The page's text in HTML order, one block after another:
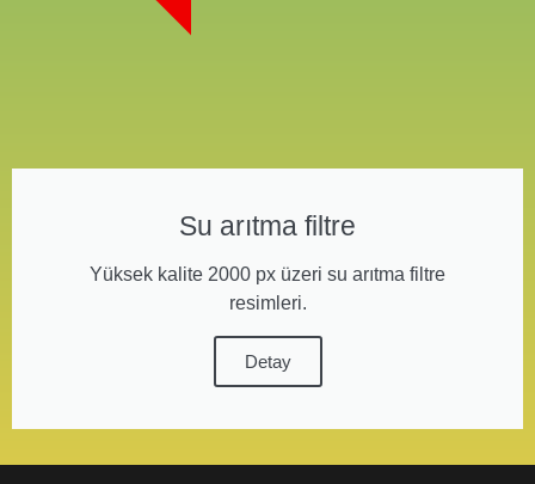
Su arıtma filtre
Yüksek kalite 2000 px üzeri su arıtma filtre
resimleri.
Detay